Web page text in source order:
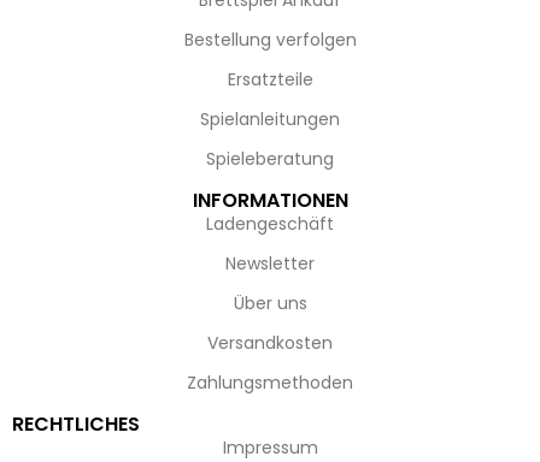
Bestellung verfolgen
Ersatzteile
Spielanleitungen
Spieleberatung
INFORMATIONEN
Ladengeschäft
Newsletter
Über uns
Versandkosten
Zahlungsmethoden
RECHTLICHES
Impressum